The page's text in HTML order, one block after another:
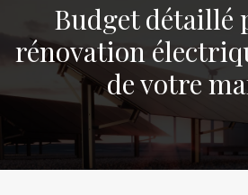
Budget détaillé
rénovation
de votre